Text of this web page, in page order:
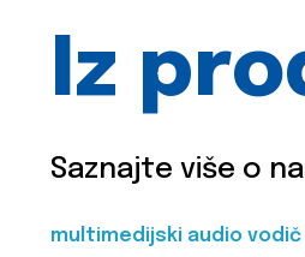
Iz
Saznajte više o
multimedijski audio vodič